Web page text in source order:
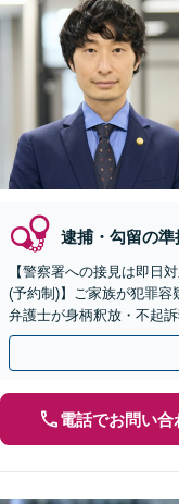
逮捕・勾留の準
【警察署への接見は即日
(予約制)】ご家族が犯罪
弁護士が身柄釈放・不起
月100名以上の相談実績】
電話でお問い合